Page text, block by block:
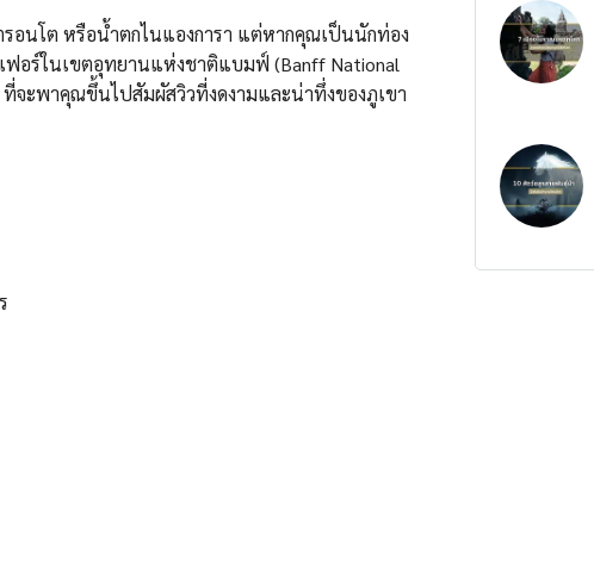
รอนโต หรือน้ำตกไนแองการา แต่หากคุณเป็นนักท่อง
ฟอร์ในเขตอุทยานแห่งชาติแบมฟ์ (Banff National
ที่จะพาคุณขึ้นไปสัมผัสวิวที่งดงามและน่าทึ่งของภูเขา